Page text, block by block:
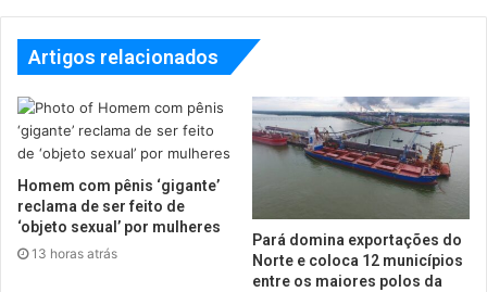
Artigos relacionados
Homem com pênis ‘gigante’
reclama de ser feito de
‘objeto sexual’ por mulheres
13 horas atrás
Pará domina exportações do
Norte e coloca 12 municípios
entre os maiores polos da